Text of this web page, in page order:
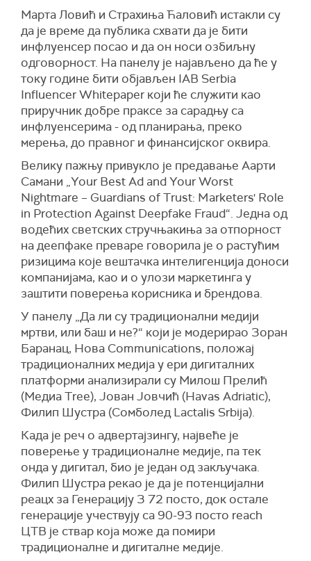
Марта Ловић и Страхиња Ћаловић истакли су
да је време да публика схвати да је бити
инфлуенсер посао и да он носи озбиљну
одговорност. На панелу је најављено да ће у
току године бити објављен IAB Serbia
Influencer Whitepaper који ће служити као
приручник добре праксе за сарадњу са
инфлуенсерима - од планирања, преко
мерења, до правног и финансијског оквира.
Велику пажњу привукло је предавање Аарти
Самани „Your Best Ad and Your Worst
Nightmare – Guardians of Trust: Marketers' Role
in Protection Against Deepfake Fraud“. Једна од
водећих светских стручњакиња за отпорност
на деепфаке преваре говорила је о растућим
ризицима које вештачка интелигенција доноси
компанијама, као и о улози маркетинга у
заштити поверења корисника и брендова.
У панелу „Да ли су традиционални медији
мртви, или баш и не?“ који је модерирао Зоран
Баранац, Нова Communications, положај
традиционалних медија у ери дигиталних
платформи анализирали су Милош Прелић
(Медиа Тree), Јован Јовчић (Havas Adriatic),
Филип Шустра (Сомболед Lactalis Srbija).
Када је реч о адвертајзингу, највеће је
поверење у традиционалне медије, па тек
онда у дигитал, био је један од закључака.
Филип Шустра рекао је да је потенцијални
реацх за Генерацију З 72 посто, док остале
генерације учествују са 90-93 посто reach
ЦТВ је ствар која може да помири
традиционалне и дигиталне медије.